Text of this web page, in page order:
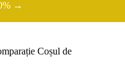
→
Coșul de